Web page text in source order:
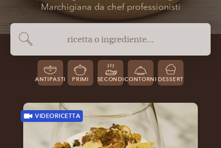
Marchigiana da chef professionisti
ANTIPASTI PRIMI SECONDICONTORNI DESSERT
VIDEORICETTA